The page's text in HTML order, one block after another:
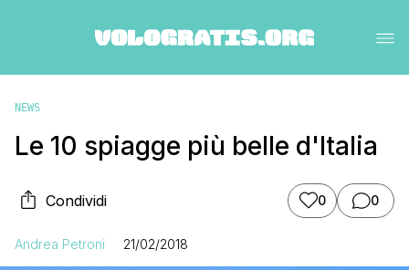
NEWS
Le 10 spiagge più belle d'Italia
Condividi 0 0
Andrea Petroni 21/02/2018